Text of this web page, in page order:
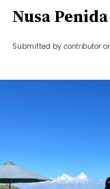
Nusa Penida
Submitted by contributor